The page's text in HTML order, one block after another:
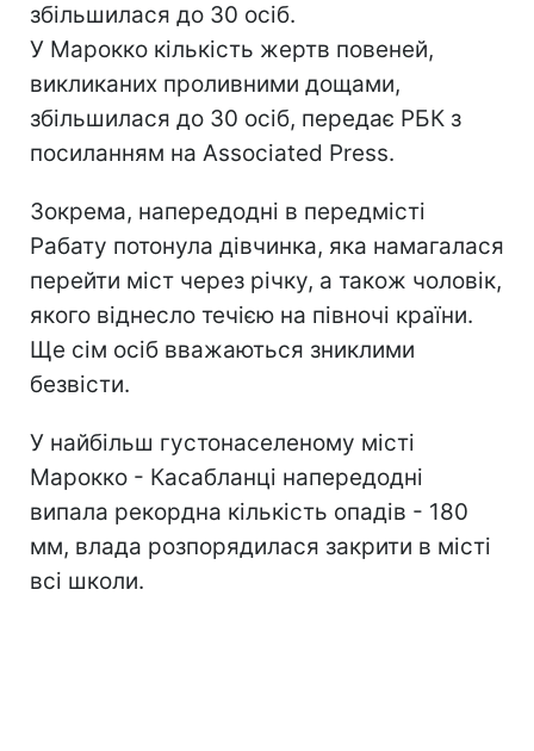
збільшилася до 30 осіб.
У Марокко кількість жертв повеней,
викликаних проливними дощами,
збільшилася до 30 осіб, передає РБК з
посиланням на Associated Press.
Зокрема, напередодні в передмісті
Рабату потонула дівчинка, яка намагалася
перейти міст через річку, а також чоловік,
якого віднесло течією на півночі країни.
Ще сім осіб вважаються зниклими
безвісти.
У найбільш густонаселеному місті
Марокко - Касабланці напередодні
випала рекордна кількість опадів - 180
мм, влада розпорядилася закрити в місті
всі школи.